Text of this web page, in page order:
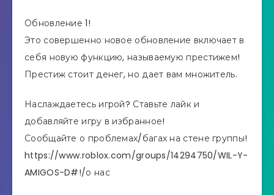
Обновление 1!
Это совершенно новое обновление включает в
себя новую функцию, называемую престижем!
Престиж стоит денег, но дает вам множитель.
Наслаждаетесь игрой? Ставьте лайк и
добавляйте игру в избранное!
Сообщайте о проблемах/багах на стене группы!
https://www.roblox.com/groups/14294750/WIL-Y-
AMIGOS-D#!/о нас